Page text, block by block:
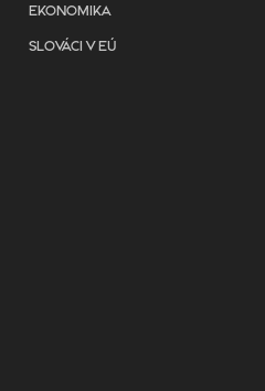
EKONOMIKA
SLOVÁCI V EÚ